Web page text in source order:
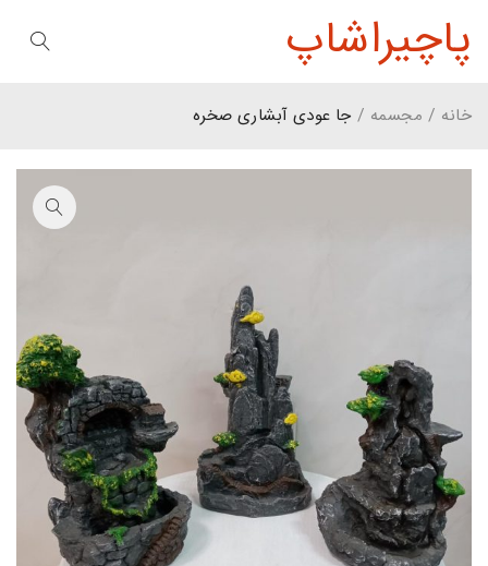
پاچیراشاپ
خانه / مجسمه / جا عودی آبشاری صخره